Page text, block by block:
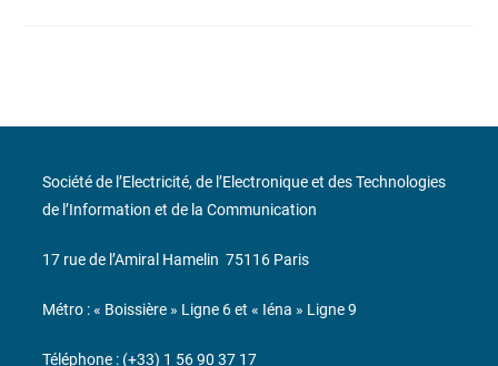
Société de l’Electricité, de l’Electronique et des Technologies
de l’Information et de la Communication
17 rue de l’Amiral Hamelin 75116 Paris
Métro : « Boissière » Ligne 6 et « Iéna » Ligne 9
Téléphone : (+33) 1 56 90 37 17